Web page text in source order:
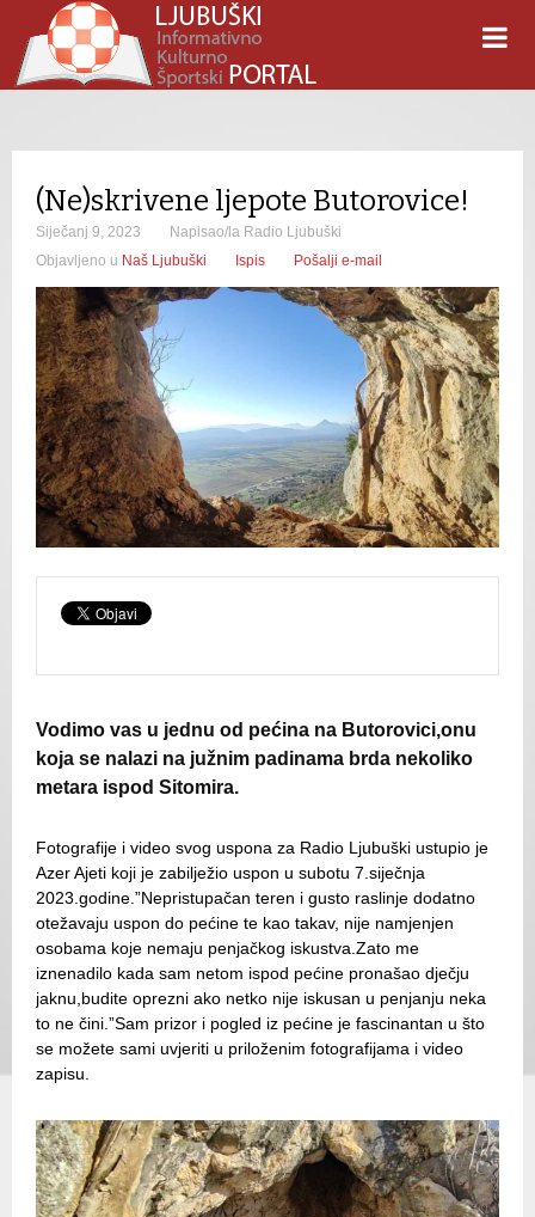
(Ne)skrivene ljepote Butorovice!
Siječanj 9, 2023
Napisao/la Radio Ljubuški
Objavljeno u Naš Ljubuški Ispis Pošalji e-mail
Vodimo vas u jednu od pećina na Butorovici,onu
koja se nalazi na južnim padinama brda nekoliko
metara ispod Sitomira.
Fotografije i video svog uspona za Radio Ljubuški ustupio je
Azer Ajeti koji je zabilježio uspon u subotu 7.siječnja
2023.godine.”Nepristupačan teren i gusto raslinje dodatno
otežavaju uspon do pećine te kao takav, nije namjenjen
osobama koje nemaju penjačkog iskustva.Zato me
iznenadilo kada sam netom ispod pećine pronašao dječju
jaknu,budite oprezni ako netko nije iskusan u penjanju neka
to ne čini.”Sam prizor i pogled iz pećine je fascinantan u što
se možete sami uvjeriti u priloženim fotografijama i video
zapisu.